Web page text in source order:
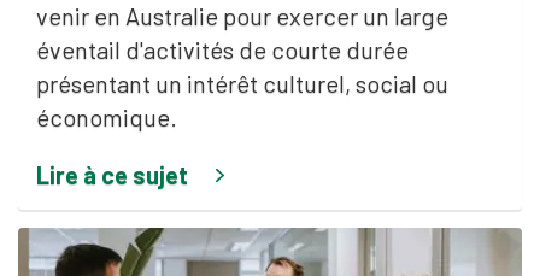
venir en Australie pour exercer un large
éventail d'activités de courte durée
présentant un intérêt culturel, social ou
économique.
Lire à ce sujet